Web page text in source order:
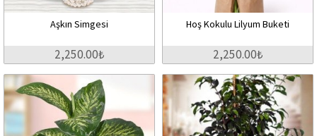
Aşkın Simgesi
2,250.00₺
Hoş Kokulu Lilyum Buketi
2,250.00₺